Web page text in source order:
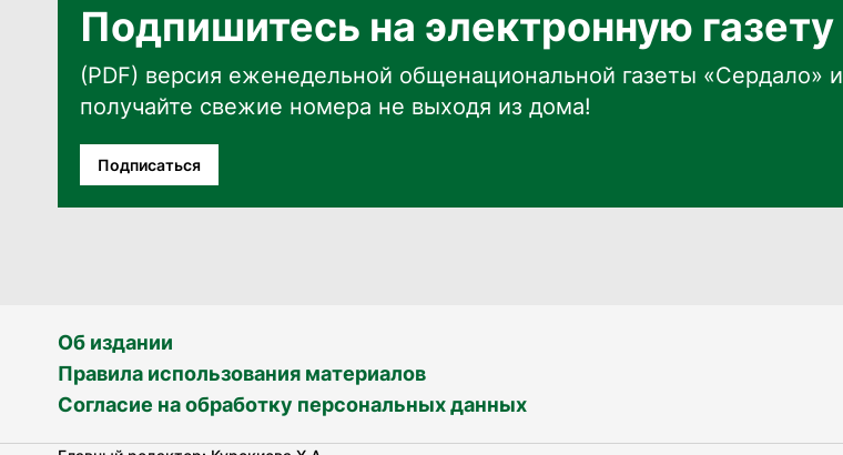
Подпишитесь на электронную газету
(PDF) версия еженедельной общенациональной газеты «Сердало» и
получайте свежие номера не выходя из дома!
Подписаться
Об издании
Правила использования материалов
Согласие на обработку персональных данных